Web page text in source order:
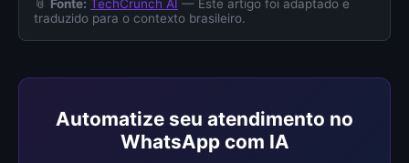
📎 Fonte: TechCrunch AI — Este artigo foi adaptado e
traduzido para o contexto brasileiro.
Automatize seu atendimento no
WhatsApp com IA